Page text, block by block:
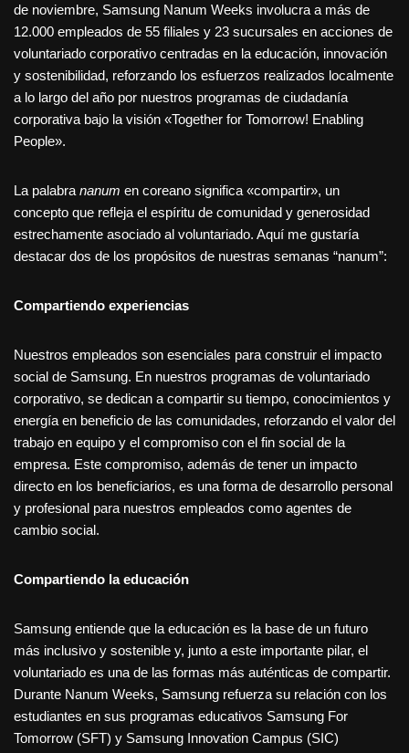
de noviembre, Samsung Nanum Weeks involucra a más de
12.000 empleados de 55 filiales y 23 sucursales en acciones de
voluntariado corporativo centradas en la educación, innovación
y sostenibilidad, reforzando los esfuerzos realizados localmente
a lo largo del año por nuestros programas de ciudadanía
corporativa bajo la visión «Together for Tomorrow! Enabling
People».
La palabra nanum en coreano significa «compartir», un
concepto que refleja el espíritu de comunidad y generosidad
estrechamente asociado al voluntariado. Aquí me gustaría
destacar dos de los propósitos de nuestras semanas “nanum”:
Compartiendo experiencias
Nuestros empleados son esenciales para construir el impacto
social de Samsung. En nuestros programas de voluntariado
corporativo, se dedican a compartir su tiempo, conocimientos y
energía en beneficio de las comunidades, reforzando el valor del
trabajo en equipo y el compromiso con el fin social de la
empresa. Este compromiso, además de tener un impacto
directo en los beneficiarios, es una forma de desarrollo personal
y profesional para nuestros empleados como agentes de
cambio social.
Compartiendo la educación
Samsung entiende que la educación es la base de un futuro
más inclusivo y sostenible y, junto a este importante pilar, el
voluntariado es una de las formas más auténticas de compartir.
Durante Nanum Weeks, Samsung refuerza su relación con los
estudiantes en sus programas educativos Samsung For
Tomorrow (SFT) y Samsung Innovation Campus (SIC)